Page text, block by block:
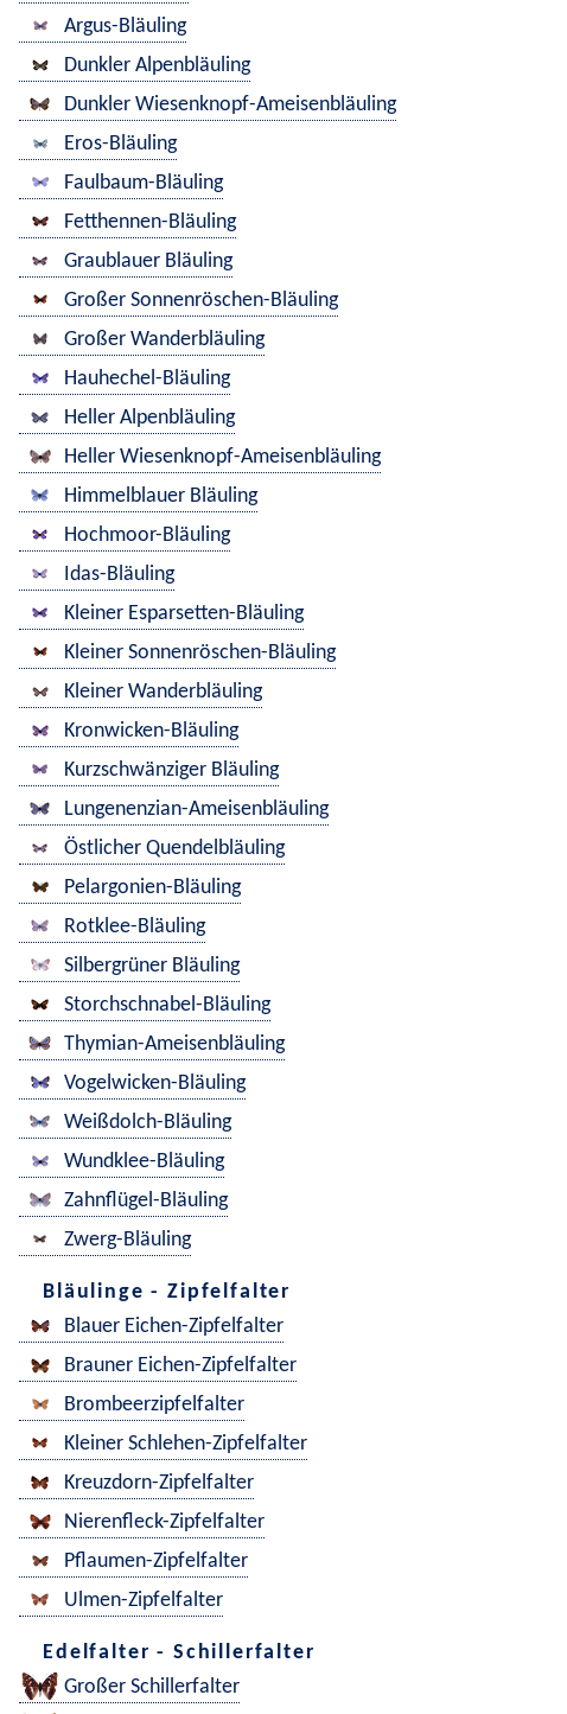
Argus-Bläuling
Dunkler Alpenbläuling
Dunkler Wiesenknopf-Ameisenbläuling
Eros-Bläuling
Faulbaum-Bläuling
Fetthennen-Bläuling
Graublauer Bläuling
Großer Sonnenröschen-Bläuling
Großer Wanderbläuling
Hauhechel-Bläuling
Heller Alpenbläuling
Heller Wiesenknopf-Ameisenbläuling
Himmelblauer Bläuling
Hochmoor-Bläuling
Idas-Bläuling
Kleiner Esparsetten-Bläuling
Kleiner Sonnenröschen-Bläuling
Kleiner Wanderbläuling
Kronwicken-Bläuling
Kurzschwänziger Bläuling
Lungenenzian-Ameisenbläuling
Östlicher Quendelbläuling
Pelargonien-Bläuling
Rotklee-Bläuling
Silbergrüner Bläuling
Storchschnabel-Bläuling
Thymian-Ameisenbläuling
Vogelwicken-Bläuling
Weißdolch-Bläuling
Wundklee-Bläuling
Zahnflügel-Bläuling
Zwerg-Bläuling
Bläulinge - Zipfelfalter
Blauer Eichen-Zipfelfalter
Brauner Eichen-Zipfelfalter
Brombeerzipfelfalter
Kleiner Schlehen-Zipfelfalter
Kreuzdorn-Zipfelfalter
Nierenfleck-Zipfelfalter
Pflaumen-Zipfelfalter
Ulmen-Zipfelfalter
Edelfalter - Schillerfalter
Großer Schillerfalter